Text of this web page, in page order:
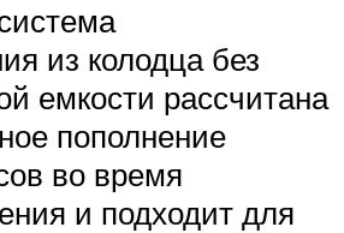
из колодца без
емкости рассчитана
пополнение
во время
и подходит для